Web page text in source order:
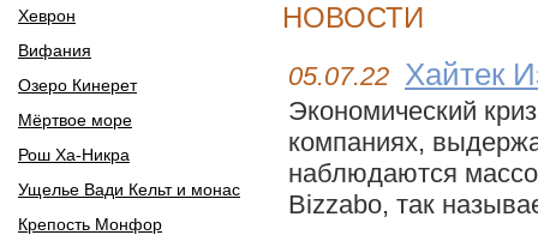
Хеврон
Вифания
Озеро Кинерет
Мёртвое море
Рош Ха-Никра
Ущелье Вади Кельт и монас
Крепость Монфор
НОВОСТИ
05.07.22 Хайтек
Экономический
компаниях,
наблюдаются
Bizzabo, так